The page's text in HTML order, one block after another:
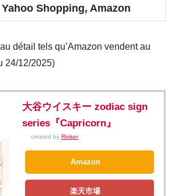
Shopping, Amazon
détail tels qu’Amazon vendent au
24/12/2025)
大谷ウイスキー zodiac sign
series『Capricorn』
created by Rinker
Amazon
楽天市場